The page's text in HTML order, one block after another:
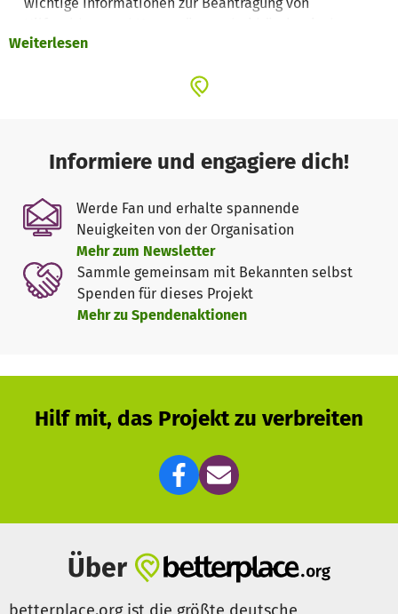
Prozessen zu erhalten.
Betroffenen, sich im vielfältigen Hilfs- und
Bedingungen beantragt werden können.
Absprache vor Ort stellen wir diese nach den
aufkommenden Bedarfen bereit. Eure Spenden tragen
direkt dazu bei, diese Unterstützung weiterhin zu
ermöglichen und den betroffenen Menschen genau die
Hilfe zukommen zu lassen, die sie jetzt dringend
benötigen!
https://www.johanniter.de/unterstuetzung-fuer-die-
Weiterlesen
Informiere und engagiere dich!
Werde Fan und erhalte spannende
Neuigkeiten von der Organisation
Mehr zum Newsletter
Sammle gemeinsam mit Bekannten selbst
Spenden für dieses Projekt
Mehr zu Spendenaktionen
Hilf mit, das Projekt zu verbreiten
Über